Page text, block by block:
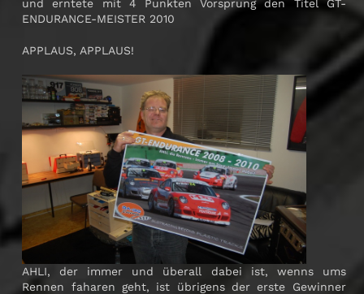
und erntete mit 4 Punkten Vorsprung den Titel GT-
ENDURANCE-MEISTER 2010
APPLAUS, APPLAUS!
AHLI, der immer und überall dabei ist, wenns ums
Rennen faharen geht, ist übrigens der erste Gewinner